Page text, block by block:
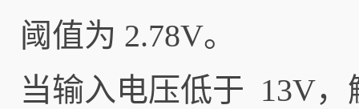
阈值为 2.78V。
当输入电压低于 13V